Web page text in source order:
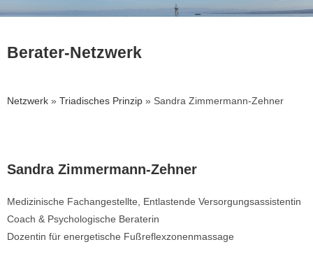
Berater-Netzwerk
Netzwerk » Triadisches Prinzip » Sandra Zimmermann-Zehner
Sandra Zimmermann-Zehner
Medizinische Fachangestellte, Entlastende Versorgungsassistentin
Coach & Psychologische Beraterin
Dozentin für energetische Fußreflexzonenmassage